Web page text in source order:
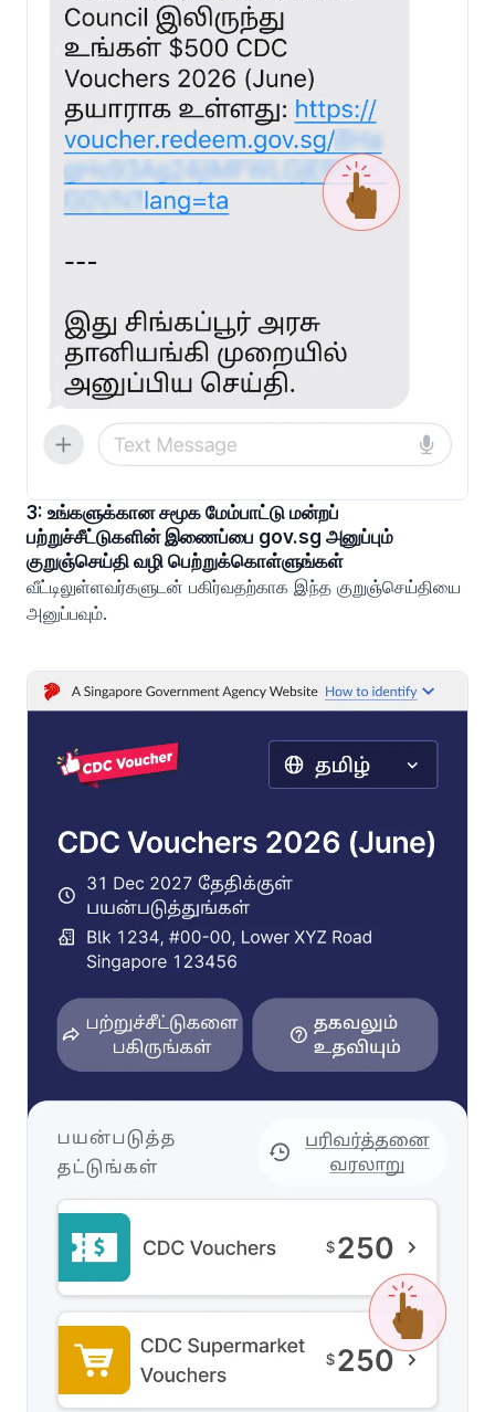
3: உங்களுக்கான சமூக மேம்பாட்டு மன்றப்
பற்றுச்சீட்டுகளின் இணைப்பை gov.sg அனுப்பும்
குறுஞ்செய்தி வழி பெற்றுக்கொள்ளுங்கள்
வீட்டிலுள்ளவர்களுடன் பகிர்வதற்காக இந்த குறுஞ்செய்தியை
அனுப்பவும்.